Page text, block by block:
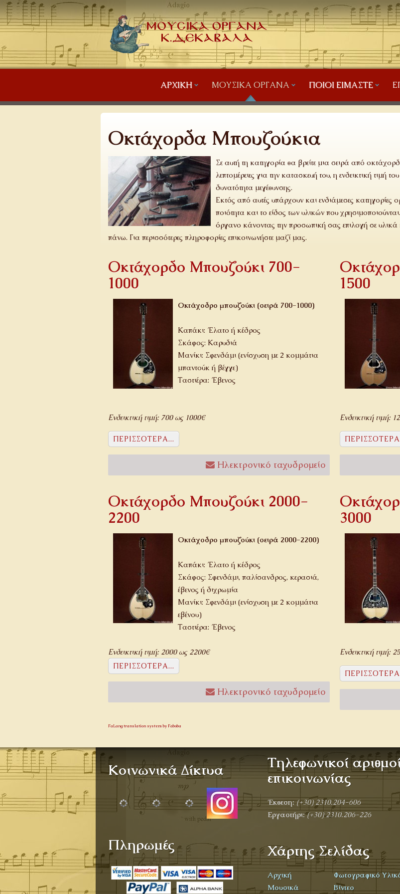
ΑΡΧΙΚΉ ΜΟΥΣΙΚΆ ΌΡΓΑΝΑ ΠΟΙΟΙ ΕΊΜΑΣΤΕ
Οκτάχορδα Μπουζούκια
Σε αυτή τη κατηγορία θα βρείτε μια σειρά από
λεπτομέρειες για την κατασκευή του, η ενδεικτική
δυνατότητα μεγέθυνσης.
Εκτός από αυτές υπάρχουν και ενδιάμεσες κατηγορίες
ποιότητα και το είδος των υλικών που
όργανο κάνοντας την προσωπική σας επιλογή σε
πάνω. Για περισσότερες πληροφορίες επικοινωνήστε μαζί μας.
Οκτάχορδο Μπουζούκι 700-
1000
Οκτάχοδρο μπουζούκι (σειρά 700-1000)
Καπάκι: Έλατο ή κέδρος
Σκάφος: Καρυδιά
Μανίκι: Σφενδάμι (ενίσχυση με 2 κομμάτια
μπαντούκ ή βέγγε)
Ταστιέρα: Έβενος
Ενδεικτική τιμή: 700 ως 1000€
ΠΕΡΙΣΣΌΤΕΡΑ...
Ηλεκτρονικό ταχυδρομείο
1500
Ενδεικτική τιμή:
Οκτάχορδο Μπουζούκι 2000-
2200
Οκτάχοδρο μπουζούκι (σειρά 2000-2200)
Καπάκι: Έλατο ή κέδρος
Σκάφος: Σφενδάμι, παλίσανδρος, κερασιά,
έβενος ή διχρωμία
Μανίκι: Σφενδάμι (ενίσχυση με 2 κομμάτια
εβένου)
Ταστιέρα: Έβενος
Ενδεικτική τιμή: 2000 ως 2200€
ΠΕΡΙΣΣΌΤΕΡΑ...
Ηλεκτρονικό ταχυδρομείο
3000
Ενδεικτική τιμή:
FaLang translation system by Faboba
Κοινωνικά Δίκτυα
Πληρωμές
Τηλεφωνικοί
επικοινωνίας
Έκθεση: (+30) 2310.204-606
Εργαστήρι:(+30) 2310.206-226
Χάρτης Σελίδας
Αρχική
Μουσικά
Φωτογραφικό
Βίντεο